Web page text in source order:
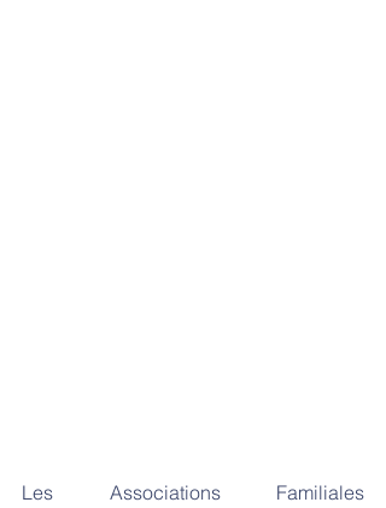
Les Associations Familiales